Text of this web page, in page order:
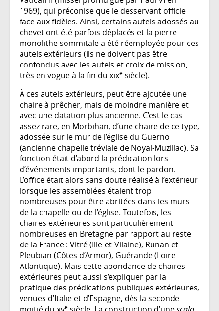
1969), qui préconise que le desservant officie
face aux fidèles. Ainsi, certains autels adossés au
chevet ont été parfois déplacés et la pierre
monolithe sommitale a été réemployée pour ces
autels extérieurs (ils ne doivent pas être
confondus avec les autels et croix de mission,
très en vogue à la fin du xixe siècle).
À ces autels extérieurs, peut être ajoutée une
chaire à prêcher, mais de moindre manière et
avec une datation plus ancienne. C’est le cas
assez rare, en Morbihan, d’une chaire de ce type,
adossée sur le mur de l’église du Guerno
(ancienne chapelle tréviale de Noyal-Muzillac). Sa
fonction était d’abord la prédication lors
d’événements importants, dont le pardon.
L’office était alors sans doute réalisé à l’extérieur
lorsque les assemblées étaient trop
nombreuses pour être abritées dans les murs
de la chapelle ou de l’église. Toutefois, les
chaires extérieures sont particulièrement
nombreuses en Bretagne par rapport au reste
de la France : Vitré (Ille-et-Vilaine), Runan et
Pleubian (Côtes d’Armor), Guérande (Loire-
Atlantique). Mais cette abondance de chaires
extérieures peut aussi s’expliquer par la
pratique des prédications publiques extérieures,
venues d’Italie et d’Espagne, dès la seconde
e